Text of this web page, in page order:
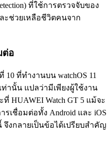
ที่ใช้การตรวจจับของ
ะช่วยเหลือชีวิตคนจาก
ต่อ
ที่ทำงานบน watchOS 11
ท่านั้น แปลว่ามีเพียงผู้ใช้งาน
HUAWEI Watch GT 5 แม้จะ
รเชื่อมต่อทั้ง Android และ iOS
จึงกลายเป็นข้อได้เปรียบสำคัญ